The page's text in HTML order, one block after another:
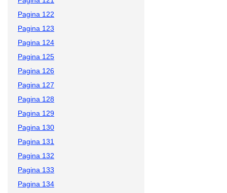
Pagina 122
Pagina 123
Pagina 124
Pagina 125
Pagina 126
Pagina 127
Pagina 128
Pagina 129
Pagina 130
Pagina 131
Pagina 132
Pagina 133
Pagina 134